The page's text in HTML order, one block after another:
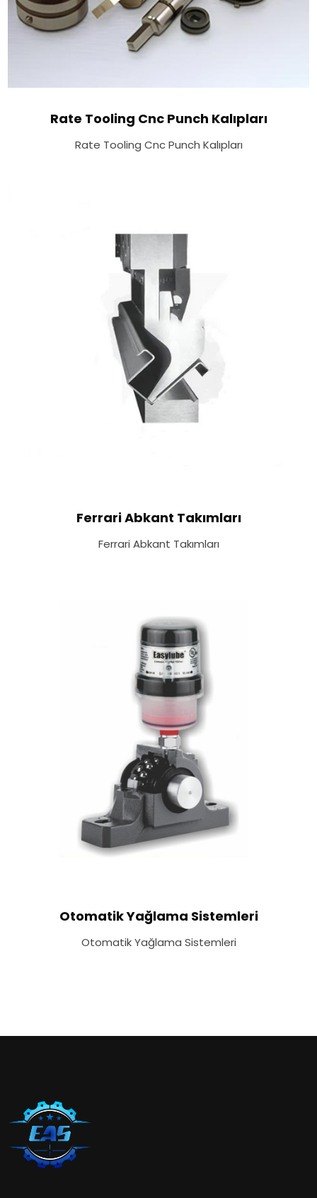
Rate Tooling Cnc Punch Kalıpları
Rate Tooling Cnc Punch Kalıpları
Ferrari Abkant Takımları
Ferrari Abkant Takımları
Otomatik Yağlama Sistemleri
Otomatik Yağlama Sistemleri